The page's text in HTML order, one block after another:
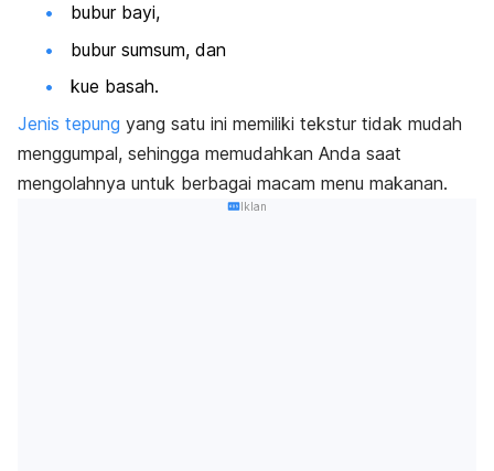
bubur bayi,
bubur sumsum, dan
kue basah.
Jenis tepung yang satu ini memiliki tekstur tidak mudah
menggumpal, sehingga memudahkan Anda saat
mengolahnya untuk berbagai macam menu makanan.
Iklan